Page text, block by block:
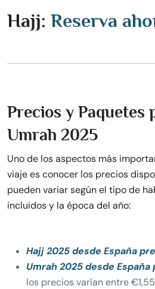
Hajj: Reserva
Precios y Paquetes
Umrah 2025
Uno de los aspectos más
viaje es conocer los precios
pueden variar según el tipo de
incluidos y la época del año:
Hajj 2025 desde España
Umrah 2025 desde España
los precios varían entre